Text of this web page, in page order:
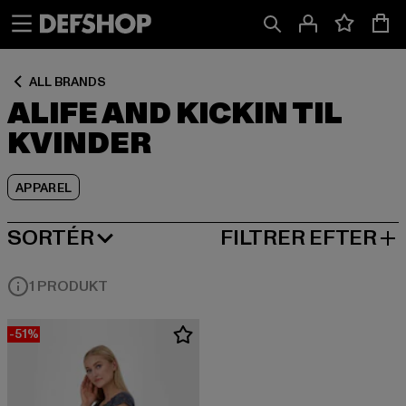
ALL BRANDS
ALIFE AND KICKIN TIL
KVINDER
APPAREL
SORTÉR
MEST POPULÆRE FILTRER EFTER
1 PRODUKT
-51%